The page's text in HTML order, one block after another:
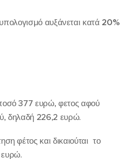
αυξάνεται κατά 20%
ποσό 377 ευρώ, φετος αφού
δηλαδή 226,2 ευρώ.
φέτος και δικαιούται το